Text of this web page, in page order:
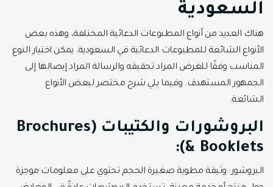
السعودية
هناك العديد من أنواع المطبوعات الدعائية المختلفة، وهذه بعض
الأنواع الشائعة للمطبوعات الدعائية في السعودية. يمكن اختيار النوع
المناسب وفقًا للغرض المراد تحقيقه والرسالة المراد إيصالها إلى
الجمهور المستهدف. وفيما يلي شرح مختصر لبعض الأنواع
الشائعة:
البروشورات والكتيبات (Brochures
& Booklets):
البروشور: وثيقة مطوية صغيرة الحجم تحتوي على معلومات موجزة